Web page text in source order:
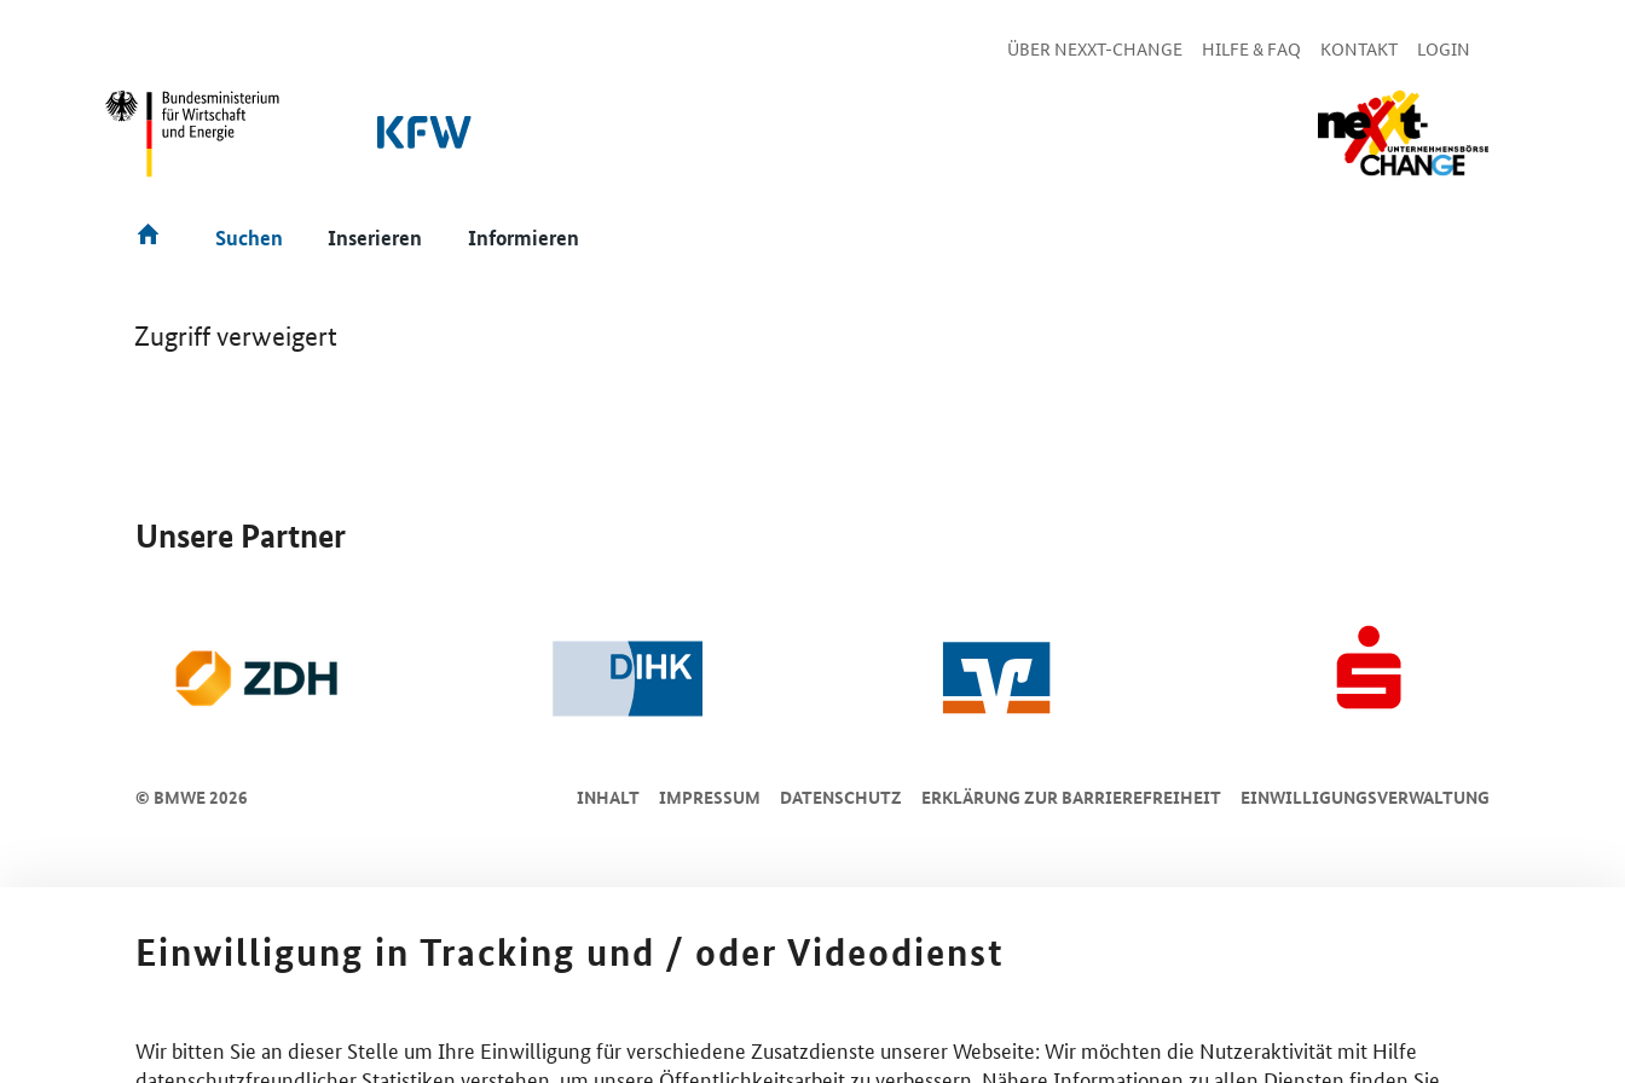
ÜBER NEXXT-CHANGE HILFE & FAQ KONTAKT LOGIN
Suchen Inserieren Informieren
Zugriff verweigert
Unsere Partner
© BMWE 2026 INHALT IMPRESSUM DA­TEN­SCHUTZ ERKLÄRUNG ZUR BARRIEREFREIHEIT EINWILLIGUNGSVERWALTUNG
Einwilligung in Tracking und / oder Videodienst
Wir bitten Sie an dieser Stelle um Ihre Einwilligung für verschiedene Zusatzdienste unserer Webseite: Wir möchten die Nutzeraktivität mit Hilfe